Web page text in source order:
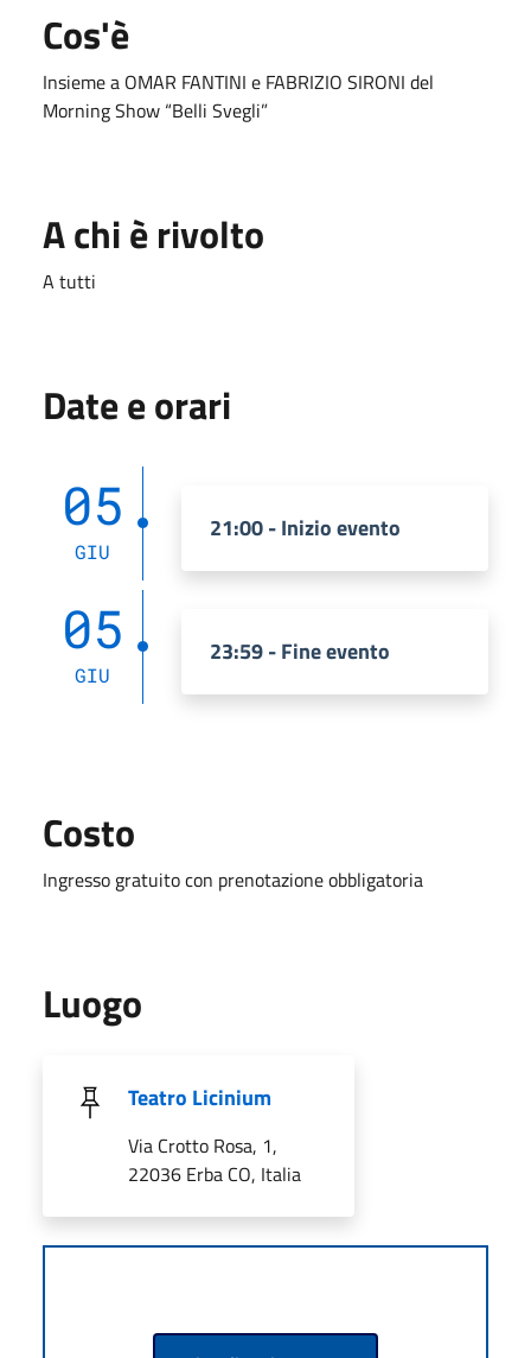
Cos'è
Insieme a OMAR FANTINI e FABRIZIO SIRONI del
Morning Show “Belli Svegli”
A chi è rivolto
A tutti
Date e orari
05
GIU
21:00 - Inizio evento
05
GIU
23:59 - Fine evento
Costo
Ingresso gratuito con prenotazione obbligatoria
Luogo
Teatro Licinium
Via Crotto Rosa, 1,
22036 Erba CO, Italia